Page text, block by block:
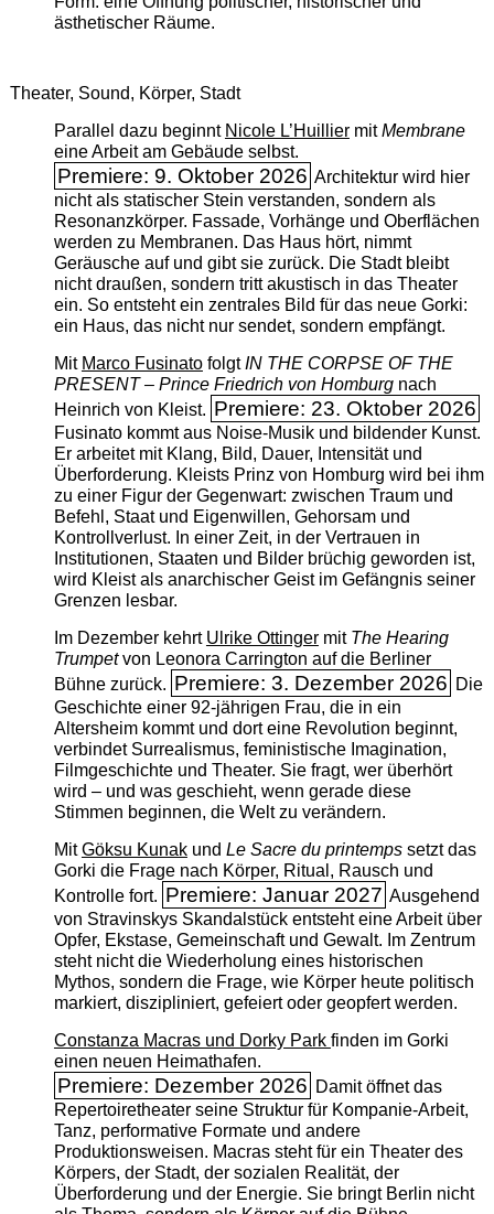
ästhetischer Räume.
Theater, Sound, Körper, Stadt
Parallel dazu beginnt Nicole L’Huilliermit ­Membrane
eine Arbeit am Gebäude selbst.
Premiere: 9. Oktober 2026 Architektur wird hier
nicht als statischer Stein verstanden, sondern als
Resonanzkörper. Fassade, Vorhänge und Oberflächen
werden zu Membranen. Das Haus hört, nimmt
Geräusche auf und gibt sie zurück. Die Stadt bleibt
nicht draußen, sondern tritt akustisch in das Theater
ein. So entsteht ein zentrales Bild für das neue Gorki:
ein Haus, das nicht nur sendet, sondern empfängt.
Mit Marco FusinatofolgtIN THE CORPSE OF THE
PRESENT – Prince Friedrich von Homburgnach
Heinrich von Kleist. Premiere: 23. Oktober 2026
Fusinato kommt aus Noise-Musik und bildender Kunst.
Er arbeitet mit Klang, Bild, Dauer, Intensität und
Überforderung. Kleists Prinz von Homburg wird bei ihm
zu einer Figur der Gegenwart: zwischen Traum und
Befehl, Staat und Eigenwillen, Gehorsam und
Kontrollverlust. In einer Zeit, in der Vertrauen in
Institutionen, Staaten und Bilder brüchig geworden ist,
wird Kleist als anarchischer Geist im Gefängnis seiner
Grenzen lesbar.
Im Dezember kehrt Ulrike Ottingermit The ­Hearing
Trumpetvon Leonora Carrington auf die Berliner
Bühne zurück. Premiere: 3. Dezember 2026 Die
Geschichte einer 92-jährigen Frau, die in ein
Altersheim kommt und dort eine Revolution beginnt,
verbindet Surrealismus, feministische Imagination,
Filmgeschichte und Theater. Sie fragt, wer überhört
wird – und was geschieht, wenn gerade diese
Stimmen beginnen, die Welt zu verändern.
MitGöksu Kunakund Le Sacre du printempssetzt das
Gorki die Frage nach Körper, Ritual, Rausch und
Kontrolle fort. Premiere: Januar 2027 Ausgehend
von Stravinskys Skandalstück entsteht eine Arbeit über
Opfer, Ekstase, Gemeinschaft und Gewalt. Im Zentrum
steht nicht die Wiederholung eines historischen
Mythos, sondern die Frage, wie Körper heute politisch
markiert, diszipliniert, gefeiert oder geopfert werden.
Constanza Macras und Dorky Park finden im Gorki
einen neuen Heimathafen.
Premiere: Dezember 2026 Damit öffnet das
Repertoiretheater seine Struktur für Kompanie-Arbeit,
Tanz, performative Formate und andere
Produktionsweisen. Macras steht für ein Theater des
Körpers, der Stadt, der sozialen Realität, der
Überforderung und der Energie. Sie bringt Berlin nicht